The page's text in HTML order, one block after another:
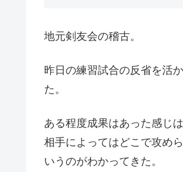
地元剣友会の稽古。
昨日の練習試合の反省を活
た。
ある程度成果はあった感じ
相手によってはどこで攻め
いうのがわかってきた。